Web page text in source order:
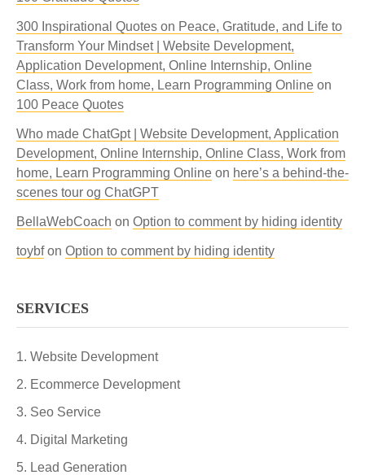
300 Inspirational Quotes on Peace, Gratitude, and Life to
Transform Your Mindset | Website Development,
Application Development, Online Internship, Online
Class, Work from home, Learn Programming Online on
100 Peace Quotes
Who made ChatGpt | Website Development, Application
Development, Online Internship, Online Class, Work from
home, Learn Programming Online on here’s a behind-the-
scenes tour og ChatGPT
BellaWebCoach on Option to comment by hiding identity
toybfon Option to comment by hiding identity
SERVICES
Website Development
Ecommerce Development
Seo Service
Digital Marketing
Lead Generation